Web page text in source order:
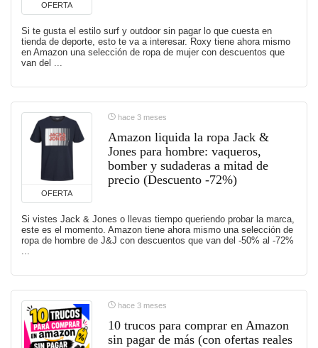
OFERTA
Si te gusta el estilo surf y outdoor sin pagar lo que cuesta en
tienda de deporte, esto te va a interesar. Roxy tiene ahora mismo
en Amazon una selección de ropa de mujer con descuentos que
van del ...
OFERTA
hace 3 meses
Amazon liquida la ropa Jack &
Jones para hombre: vaqueros,
bomber y sudaderas a mitad de
precio (Descuento -72%)
Si vistes Jack & Jones o llevas tiempo queriendo probar la marca,
este es el momento. Amazon tiene ahora mismo una selección de
ropa de hombre de J&J con descuentos que van del -50% al -72%
...
hace 3 meses
10 trucos para comprar en Amazon
sin pagar de más (con ofertas reales